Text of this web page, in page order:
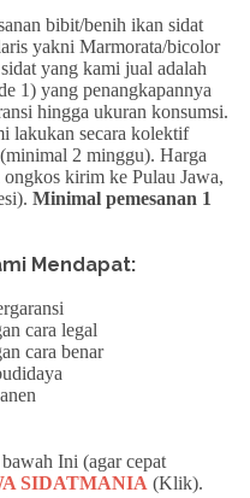
bibit/benih ikan sidat
yakni Marmorata/bicolor
yang kami jual adalah
1) yang penangkapannya
hingga ukuran konsumsi.
lakukan secara kolektif
2 minggu). Harga
ongkos kirim ke Pulau Jawa,
Minimal pemesanan 1
Mendapat:
cara legal
cara benar
Ini (agar cepat
SIDATMANIA (Klik).